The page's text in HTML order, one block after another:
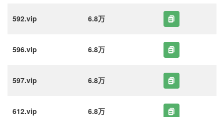
592.vip 6.8万
596.vip 6.8万
597.vip 6.8万
612.vip 6.8万